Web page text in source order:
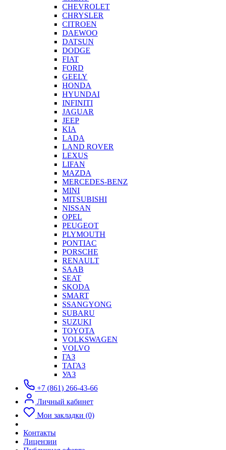
CHEVROLET
CHRYSLER
CITROEN
DAEWOO
DATSUN
DODGE
FIAT
FORD
GEELY
HONDA
HYUNDAI
INFINITI
JAGUAR
JEEP
KIA
LADA
LAND ROVER
LEXUS
LIFAN
MAZDA
MERCEDES-BENZ
MINI
MITSUBISHI
NISSAN
OPEL
PEUGEOT
PLYMOUTH
PONTIAC
PORSCHE
RENAULT
SAAB
SEAT
SKODA
SMART
SSANGYONG
SUBARU
SUZUKI
TOYOTA
VOLKSWAGEN
VOLVO
ГАЗ
ТАГАЗ
УАЗ
+7 (861) 266-43-66
Личный кабинет
Мои закладки (0)
Контакты
Лицензии